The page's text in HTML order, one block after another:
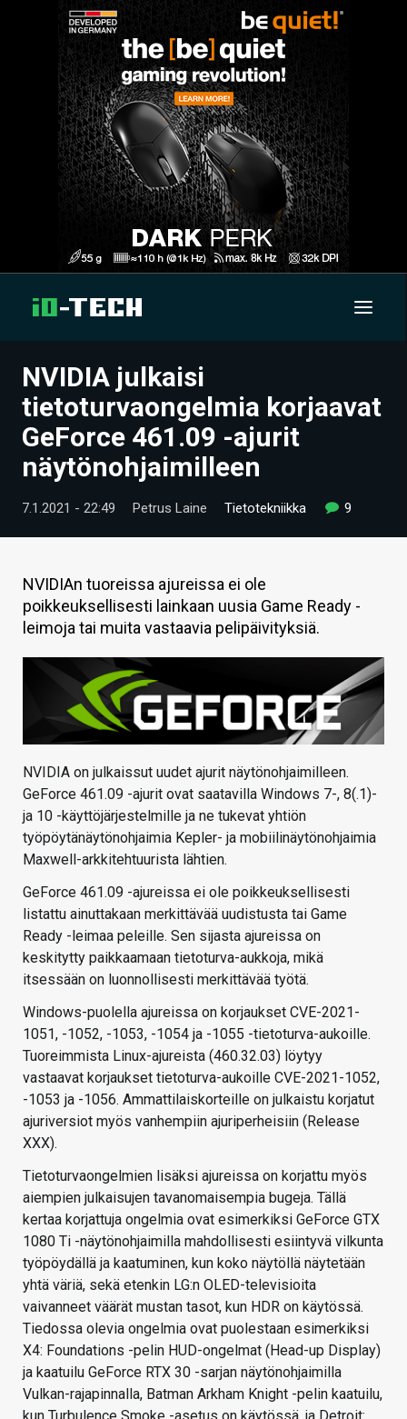
UUTISET
ARTIKKELIT
VIDEOT
TECHBBS
HINTA.FI
KAUPPA
VAIHDA TEEMA
HAKU
NVIDIA julkaisi
tietoturvaongelmia korjaavat
GeForce 461.09 -ajurit
näytönohjaimilleen
7.1.2021 - 22:49 Petrus Laine Tietotekniikka 9
NVIDIAn tuoreissa ajureissa ei ole
poikkeuksellisesti lainkaan uusia Game Ready -
leimoja tai muita vastaavia pelipäivityksiä.
NVIDIA on julkaissut uudet ajurit näytönohjaimilleen.
GeForce 461.09 -ajurit ovat saatavilla Windows 7-, 8(.1)-
ja 10 -käyttöjärjestelmille ja ne tukevat yhtiön
työpöytänäytönohjaimia Kepler- ja mobiilinäytönohjaimia
Maxwell-arkkitehtuurista lähtien.
GeForce 461.09 -ajureissa ei ole poikkeuksellisesti
listattu ainuttakaan merkittävää uudistusta tai Game
Ready -leimaa peleille. Sen sijasta ajureissa on
keskitytty paikkaamaan tietoturva-aukkoja, mikä
itsessään on luonnollisesti merkittävää työtä.
Windows-puolella ajureissa on korjaukset CVE-2021-
1051, -1052, -1053, -1054 ja -1055 -tietoturva-aukoille.
Tuoreimmista Linux-ajureista (460.32.03) löytyy
vastaavat korjaukset tietoturva-aukoille CVE-2021-1052,
-1053 ja -1056. Ammattilaiskorteille on julkaistu korjatut
ajuriversiot myös vanhempiin ajuriperheisiin (Release
XXX).
Tietoturvaongelmien lisäksi ajureissa on korjattu myös
aiempien julkaisujen tavanomaisempia bugeja. Tällä
kertaa korjattuja ongelmia ovat esimerkiksi GeForce GTX
1080 Ti -näytönohjaimilla mahdollisesti esiintyvä vilkunta
työpöydällä ja kaatuminen, kun koko näytöllä näytetään
yhtä väriä, sekä etenkin LG:n OLED-televisioita
vaivanneet väärät mustan tasot, kun HDR on käytössä.
Tiedossa olevia ongelmia ovat puolestaan esimerkiksi
X4: Foundations -pelin HUD-ongelmat (Head-up Display)
ja kaatuilu GeForce RTX 30 -sarjan näytönohjaimilla
Vulkan-rajapinnalla, Batman Arkham Knight -pelin kaatuilu,